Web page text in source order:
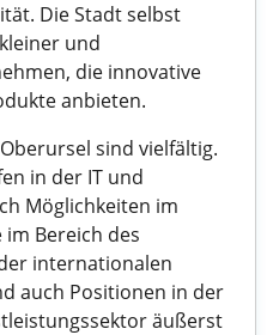
Die Stadt selbst
und
die innovative
anbieten.
sind vielfältig.
in der IT und
Möglichkeiten im
Bereich des
internationalen
auch Positionen in der
äußerst